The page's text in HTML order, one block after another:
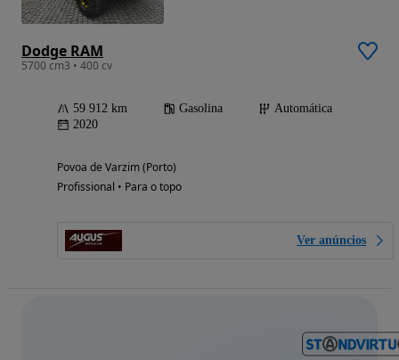
Dodge RAM
5700 cm3 • 400 cv
59 912 km Gasolina
Automática
2020
Povoa de Varzim (Porto)
Profissional • Para o topo
Ver anúncios